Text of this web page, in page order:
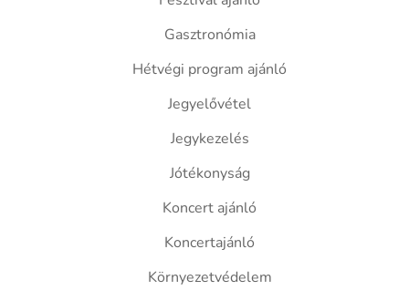
Gasztronómia
Hétvégi program ajánló
Jegyelővétel
Jegykezelés
Jótékonyság
Koncert ajánló
Koncertajánló
Környezetvédelem